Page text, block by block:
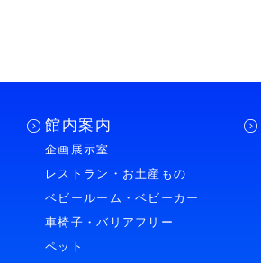
館内案内
企画展示室
レストラン・お土産もの
ベビールーム・ベビーカー
車椅子・バリアフリー
ペット